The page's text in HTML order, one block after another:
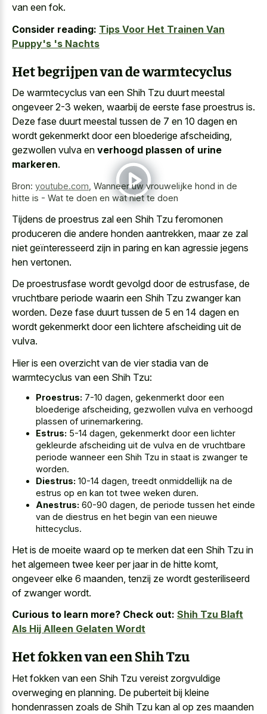
van een fok.
Consider reading: Tips Voor Het Trainen Van
Puppy's 's Nachts
Het begrijpen van de warmtecyclus
De warmtecyclus van een Shih Tzu duurt meestal
ongeveer 2-3 weken, waarbij de eerste fase proestrus is.
Deze fase duurt meestal tussen de 7 en 10 dagen en
wordt gekenmerkt door een bloederige afscheiding,
gezwollen vulva en verhoogd plassen of urine
markeren.
Bron: youtube.com Wanneer uw vrouwelijke hond in de
hitte is - Wat te doen en wat niet te doen
Tijdens de proestrus zal een Shih Tzu feromonen
produceren die andere honden aantrekken, maar ze zal
niet geïnteresseerd zijn in paring en kan agressie jegens
hen vertonen.
De proestrusfase wordt gevolgd door de estrusfase, de
vruchtbare periode waarin een Shih Tzu zwanger kan
worden. Deze fase duurt tussen de 5 en 14 dagen en
wordt gekenmerkt door een lichtere afscheiding uit de
vulva.
Hier is een overzicht van de vier stadia van de
warmtecyclus van een Shih Tzu:
Proestrus: 7-10 dagen, gekenmerkt door een
bloederige afscheiding, gezwollen vulva en verhoogd
plassen of urinemarkering.
Estrus: 5-14 dagen, gekenmerkt door een lichter
gekleurde afscheiding uit de vulva en de vruchtbare
periode wanneer een Shih Tzu in staat is zwanger te
worden.
Diestrus: 10-14 dagen, treedt onmiddellijk na de
estrus op en kan tot twee weken duren.
Anestrus: 60-90 dagen, de periode tussen het einde
van de diestrus en het begin van een nieuwe
hittecyclus.
Het is de moeite waard op te merken dat een Shih Tzu in
het algemeen twee keer per jaar in de hitte komt
ongeveer elke 6 maanden, tenzij ze wordt gesteriliseerd
of zwanger wordt.
Curious to learn more? Check out: Shih Tzu Blaft
Als Hij Alleen Gelaten Wordt
Het fokken van een Shih Tzu
Het fokken van een Shih Tzu vereist zorgvuldige
overweging en planning. De puberteit bij kleine
hondenrassen zoals de Shih Tzu kan al op zes maanden